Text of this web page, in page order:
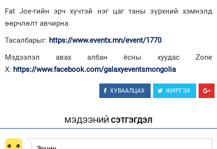
Fat Joe-гийн эрч хүчтэй нэг цаг таны зүрхний хэмнэлд
өөрчлөлт авчирна
Тасалбарыг: https://www.eventx.mn/event/1770
Мэдээлэл авах албан ёсны хуудас Zone
X: https://www.facebook.com/galaxyeventsmongolia
ХУВААЛЦАХ ЖИРГЭХ
МЭДЭЭНИЙ СЭТГЭГДЭЛ